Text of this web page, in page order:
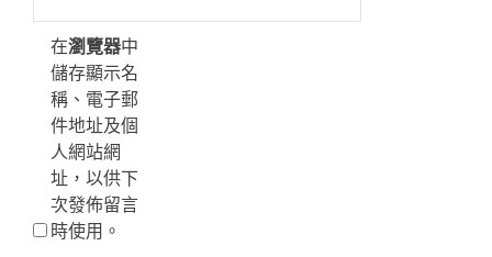
在瀏覽器中
儲存顯示名
稱、電子郵
件地址及個
人網站網
址，以供下
次發佈留言
時使用。